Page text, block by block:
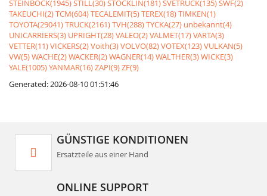
STEINBOCK(1945)STILL(30)STÖCKLIN(181)SVETRUCK(135)SWF(2)
TAKEUCHI(2)TCM(604)TECALEMIT(5)TEREX(18)TIMKEN(1)
TOYOTA(29041)TRUCK(2161)TVH(288)TYCKA(27) unbekannt(4)
UNICARRIERS(3) UPRIGHT(28)VALEO(2)VALMET(17)VARTA(3)
VETTER(11)VICKERS(2)Voith(3)VOLVO(82)VOTEX(123)VULKAN(5)
VW(5)WACHE(2)WACKER(2)WAGNER(14)WALTHER(3)WICKE(3)
YALE(1005)YANMAR(16)ZAPI(9)ZF(9)
Generated: 2026-08-10 01:51:46
GÜNSTIGE KONDITIONEN
Ersatzteile aus einer Hand
ONLINE SUPPORT